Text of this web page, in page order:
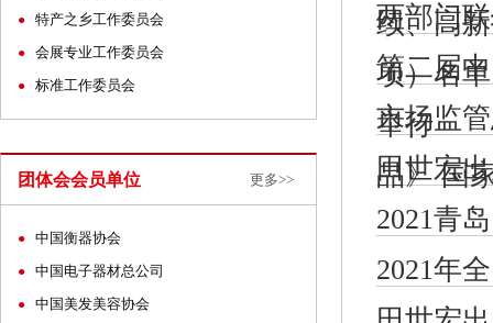
● 特产之乡工作委员会
● 会展专业工作委员会
● 标准工作委员会
团体会会员单位 更多>>
● 中国衡器协会
● 中国电子器材总公司
● 中国美发美容协会
续、高
两部门
项）名单
第二届
举行
市场监
品》 国
田世宏
2021青
2021年